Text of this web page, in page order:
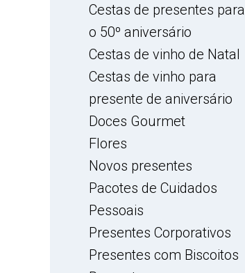
Cestas de presentes para
o 50º aniversário
Cestas de vinho de Natal
Cestas de vinho para
presente de aniversário
Doces Gourmet
Flores
Novos presentes
Pacotes de Cuidados
Pessoais
Presentes Corporativos
Presentes com Biscoitos